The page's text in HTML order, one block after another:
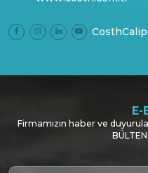
Firmamızın haber ve